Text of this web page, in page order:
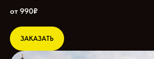
от 990₽
ЗАКАЗАТЬ